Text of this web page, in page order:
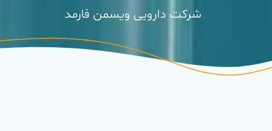
شرکت دارویی ویسمن فارمد